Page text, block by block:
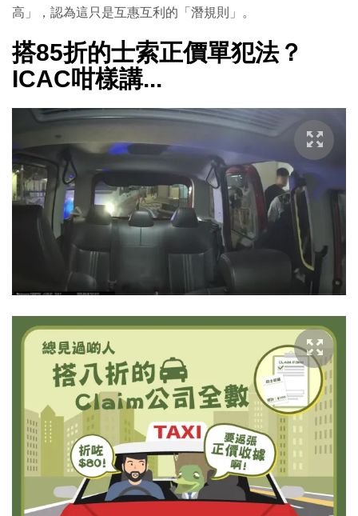
高」，認為這只是互惠互利的「潛規則」。
搭85折的士索正價單犯法？
ICAC咁樣講...